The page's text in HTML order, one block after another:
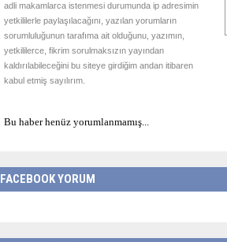
adli makamlarca istenmesi durumunda ip adresimin
yetkililerle paylaşılacağını, yazılan yorumların
sorumluluğunun tarafıma ait olduğunu, yazımın,
yetkililerce, fikrim sorulmaksızın yayından
kaldırılabileceğini bu siteye girdiğim andan itibaren
kabul etmiş sayılırım.
Bu haber henüz yorumlanmamış...
FACEBOOK YORUM